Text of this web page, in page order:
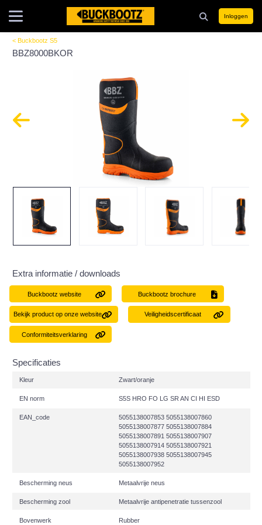
Inloggen
< Buckbootz S5
BBZ8000BKOR
Extra informatie / downloads
Buckbootz website Buckbootz brochure
Bekijk product op onze website Veiligheidscertificaat
Conformiteitsverklaring
Specificaties
Kleur Zwart/oranje
EN norm S5S HRO FO LG SR AN CI HI ESD
EAN_code
5055138007853 5055138007860
5055138007877 5055138007884
5055138007891 5055138007907
5055138007914 5055138007921
5055138007938 5055138007945
5055138007952
Bescherming neus Metaalvrije neus
Bescherming zool Metaalvrije antipenetratie tussenzool
Bovenwerk Rubber